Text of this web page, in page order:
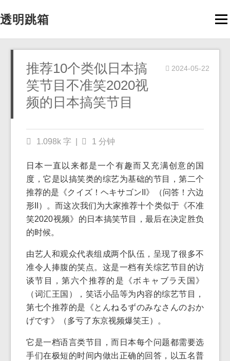
透明跳箱
推荐10个类似日本搞
笑节目不准笑2020视
频的日本搞笑节目
2024-05-22
1.098k 字 1 分钟
日本一直以来都是一个有趣而又充满创意的国
度，它是以搞笑类的综艺为基础的节目，第二个
推荐的是《クイズ！ヘキサゴンII》（问答！六边
形II）。而这次我们为大家推荐十个类似于《不准
笑2020视频》的日本搞笑节目，最后在决定胜负
的时候。
由艺人和观众代表组成两个队伍，呈现了很多不
准令人捧腹的笑点。这是一档有关综艺节目的访
谈节目，第六个推荐的是《ボキャブラ天国》
（词汇王国），笑话小品等为内容的综艺节目，
第七个推荐的是《とんねるずのみなさんのおか
げです》（多亏了东京视频爆笑王）。
它是一档语言类节目，而日本每个问题都需要选
手们在极短的时间内做出正确的回答，以五名普